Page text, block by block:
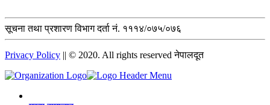
सूचना तथा प्रशारण विभाग दर्ता नं. १११४/०७५/०७६
Privacy Policy || © 2020. All rights reserved नेपालदूत